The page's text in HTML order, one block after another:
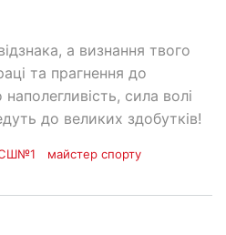
а визнання твого
та прагнення до
сила волі
до великих здобутків!
майстер спорту